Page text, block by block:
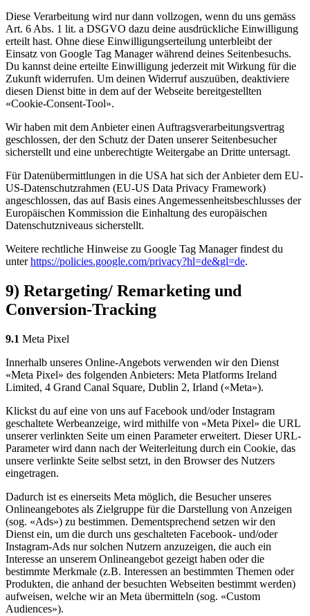
Diese Verarbeitung wird nur dann vollzogen, wenn du uns gemäss
Art. 6 Abs. 1 lit. a DSGVO dazu deine ausdrückliche Einwilligung
erteilt hast. Ohne diese Einwilligungserteilung unterbleibt der
Einsatz von Google Tag Manager während deines Seitenbesuchs.
Du kannst deine erteilte Einwilligung jederzeit mit Wirkung für die
Zukunft widerrufen. Um deinen Widerruf auszuüben, deaktiviere
diesen Dienst bitte in dem auf der Webseite bereitgestellten
«Cookie-Consent-Tool».
Wir haben mit dem Anbieter einen Auftragsverarbeitungsvertrag
geschlossen, der den Schutz der Daten unserer Seitenbesucher
sicherstellt und eine unberechtigte Weitergabe an Dritte untersagt.
Für Datenübermittlungen in die USA hat sich der Anbieter dem EU-
US-Datenschutzrahmen (EU-US Data Privacy Framework)
angeschlossen, das auf Basis eines Angemessenheitsbeschlusses der
Europäischen Kommission die Einhaltung des europäischen
Datenschutzniveaus sicherstellt.
Weitere rechtliche Hinweise zu Google Tag Manager findest du
unterhttps://policies.google.com/privacy?hl=de&gl=de.
9) Retargeting/ Remarketing und
Conversion-Tracking
9.1 Meta Pixel
Innerhalb unseres Online-Angebots verwenden wir den Dienst
«Meta Pixel» des folgenden Anbieters: Meta Platforms Ireland
Limited, 4 Grand Canal Square, Dublin 2, Irland («Meta»).
Klickst du auf eine von uns auf Facebook und/oder Instagram
geschaltete Werbeanzeige, wird mithilfe von «Meta Pixel» die URL
unserer verlinkten Seite um einen Parameter erweitert. Dieser URL-
Parameter wird dann nach der Weiterleitung durch ein Cookie, das
unsere verlinkte Seite selbst setzt, in den Browser des Nutzers
eingetragen.
Dadurch ist es einerseits Meta möglich, die Besucher unseres
Onlineangebotes als Zielgruppe für die Darstellung von Anzeigen
(sog. «Ads») zu bestimmen. Dementsprechend setzen wir den
Dienst ein, um die durch uns geschalteten Facebook- und/oder
Instagram-Ads nur solchen Nutzern anzuzeigen, die auch ein
Interesse an unserem Onlineangebot gezeigt haben oder die
bestimmte Merkmale (z.B. Interessen an bestimmten Themen oder
Produkten, die anhand der besuchten Webseiten bestimmt werden)
aufweisen, welche wir an Meta übermitteln (sog. «Custom
Audiences»).